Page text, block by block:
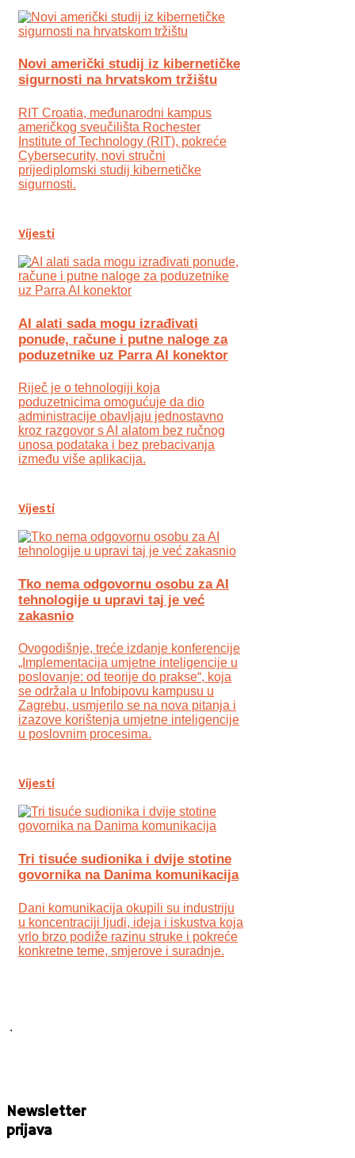
Novi američki studij iz kibernetičke
sigurnosti na hrvatskom tržištu
RIT Croatia, međunarodni kampus
američkog sveučilišta Rochester
Institute of Technology (RIT), pokreće
Cybersecurity, novi stručni
prijediplomski studij kibernetičke
sigurnosti.
Vijesti
AI alati sada mogu izrađivati
ponude, račune i putne naloge za
poduzetnike uz Parra AI konektor
Riječ je o tehnologiji koja
poduzetnicima omogućuje da dio
administracije obavljaju jednostavno
kroz razgovor s AI alatom bez ručnog
unosa podataka i bez prebacivanja
između više aplikacija.
Vijesti
Tko nema odgovornu osobu za AI
tehnologije u upravi taj je već
zakasnio
Ovogodišnje, treće izdanje konferencije
„Implementacija umjetne inteligencije u
poslovanje: od teorije do prakse“, koja
se održala u Infobipovu kampusu u
Zagrebu, usmjerilo se na nova pitanja i
izazove korištenja umjetne inteligencije
u poslovnim procesima.
Vijesti
Tri tisuće sudionika i dvije stotine
govornika na Danima komunikacija
Dani komunikacija okupili su industriju
u koncentraciji ljudi, ideja i iskustva koja
vrlo brzo podiže razinu struke i pokreće
konkretne teme, smjerove i suradnje.
.
Newsletter
prijava